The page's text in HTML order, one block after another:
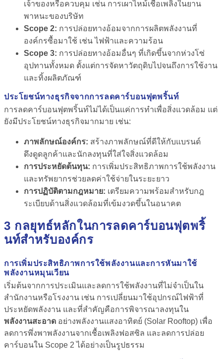
เจ้าของหรือควบคุม เช่น การเผาไหม้เชื้อเพลิงในยาน
พาหนะของบริษัท
Scope 2: การปล่อยทางอ้อมจากการผลิตพลังงานที่
องค์กรซื้อมาใช้ เช่น ไฟฟ้าและความร้อน
Scope 3: การปล่อยทางอ้อมอื่นๆ ที่เกิดขึ้นจากห่วงโซ่
อุปทานทั้งหมด ตั้งแต่การจัดหาวัตถุดิบไปจนถึงการใช้งาน
และทิ้งผลิตภัณฑ์
ประโยชน์ทางธุรกิจจากการลดคาร์บอนฟุตพริ้นท์
การลดคาร์บอนฟุตพริ้นท์ไม่ได้เป็นแค่การทำเพื่อสิ่งแวดล้อม แต่
ยังมีประโยชน์ทางธุรกิจมากมาย เช่น:
ภาพลักษณ์องค์กร: สร้างภาพลักษณ์ที่ดีให้กับแบรนด์
ดึงดูดลูกค้าและนักลงทุนที่ใส่ใจสิ่งแวดล้อม
การประหยัดต้นทุน: การเพิ่มประสิทธิภาพการใช้พลังงาน
และทรัพยากรช่วยลดค่าใช้จ่ายในระยะยาว
การปฏิบัติตามกฎหมาย: เตรียมความพร้อมสำหรับกฎ
ระเบียบด้านสิ่งแวดล้อมที่เข้มงวดขึ้นในอนาคต
3 กลยุทธ์หลักในการลดคาร์บอนฟุตพริ้
นท์สำหรับองค์กร
การเพิ่มประสิทธิภาพการใช้พลังงานและการหันมาใช้
พลังงานหมุนเวียน
เริ่มต้นจากการประเมินและลดการใช้พลังงานที่ไม่จำเป็นใน
สำนักงานหรือโรงงาน เช่น การเปลี่ยนมาใช้อุปกรณ์ไฟฟ้าที่
ประหยัดพลังงาน และที่สำคัญคือการพิจารณาลงทุนใน
พลังงานสะอาด อย่างพลังงานแสงอาทิตย์ (Solar Rooftop) เพื่อ
ลดการพึ่งพาพลังงานจากเชื้อเพลิงฟอสซิล และลดการปล่อย
คาร์บอนใน Scope 2 ได้อย่างเป็นรูปธรรม